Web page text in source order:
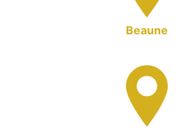
Beaune